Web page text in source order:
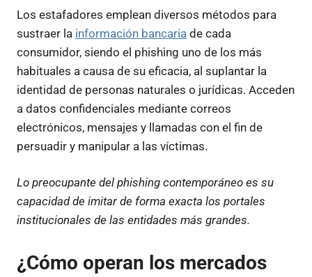
Los estafadores emplean diversos métodos para
sustraer la información bancaria de cada
consumidor, siendo el phishing uno de los más
habituales a causa de su eficacia, al suplantar la
identidad de personas naturales o jurídicas. Acceden
a datos confidenciales mediante correos
electrónicos, mensajes y llamadas con el fin de
persuadir y manipular a las víctimas.
Lo preocupante del phishing contemporáneo es su
capacidad de imitar de forma exacta los portales
institucionales de las entidades más grandes.
¿Cómo operan los mercados